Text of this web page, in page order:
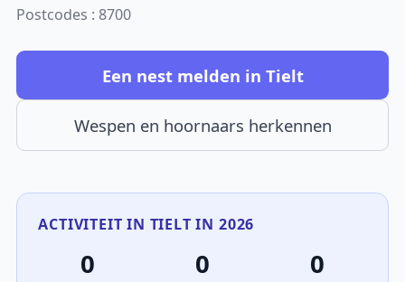
Postcodes : 8700
Een nest melden in Tielt
Wespen en hoornaars herkennen
ACTIVITEIT IN TIELT IN 2026
0 0 0